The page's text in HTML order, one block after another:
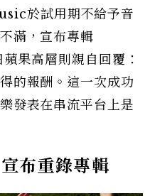
於試用期不給予音
滿，宣布專輯
果高層則親自回覆：
的報酬。這一次成功
發表在串流平台上是
布重錄專輯